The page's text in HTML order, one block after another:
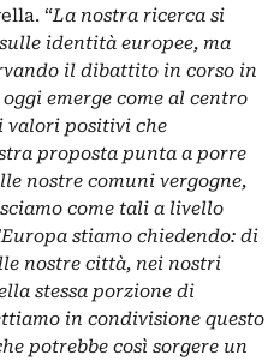
“La nostra ricerca si
identità europee, ma
il dibattito in corso in
emerge come al centro
valori positivi che
proposta punta a porre
nostre comuni vergogne,
come tali a livello
stiamo chiedendo: di
nostre città, nei nostri
stessa porzione di
in condivisione questo
potrebbe così sorgere un